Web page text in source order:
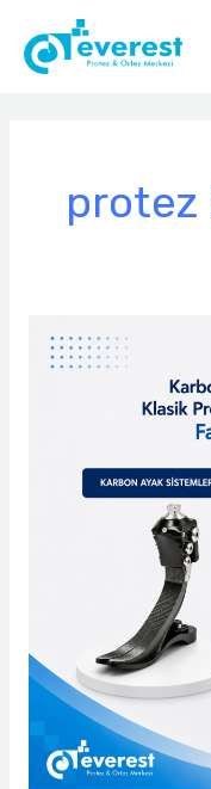
atla
protez
Ayak
Ayaklar